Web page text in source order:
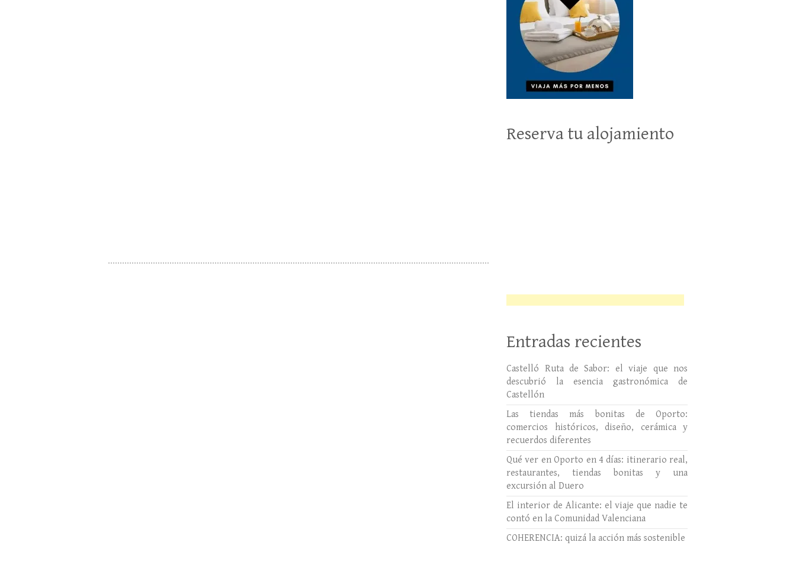
Reserva tu alojamiento
Entradas recientes
Castelló Ruta de Sabor: el viaje que nos
descubrió la esencia gastronómica de
Castellón
Las tiendas más bonitas de Oporto:
comercios históricos, diseño, cerámica y
recuerdos diferentes
Qué ver en Oporto en 4 días: itinerario real,
restaurantes, tiendas bonitas y una
excursión al Duero
El interior de Alicante: el viaje que nadie te
contó en la Comunidad Valenciana
COHERENCIA: quizá la acción más sostenible